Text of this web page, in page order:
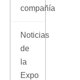
compañía
Noticias
de
la
Expo